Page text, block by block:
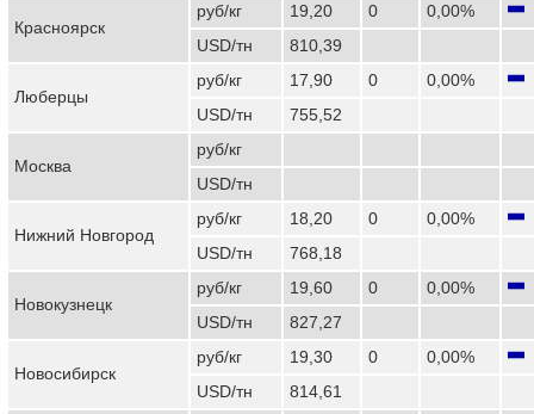
Красноярск
руб/кг 19,20 0
0,00%
USD/тн
810,39
Люберцы
руб/кг 17,90 0
0,00%
USD/тн
755,52
Москва
руб/кг
USD/тн
Нижний Новгород
руб/кг 18,20 0
0,00%
USD/тн
768,18
Новокузнецк
руб/кг 19,60 0
0,00%
USD/тн
827,27
Новосибирск
руб/кг 19,30 0
0,00%
USD/тн
814,61